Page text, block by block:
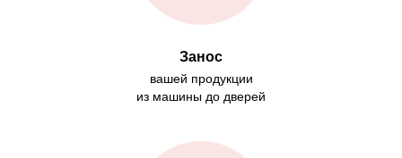
Занос
вашей продукции
из машины до дверей